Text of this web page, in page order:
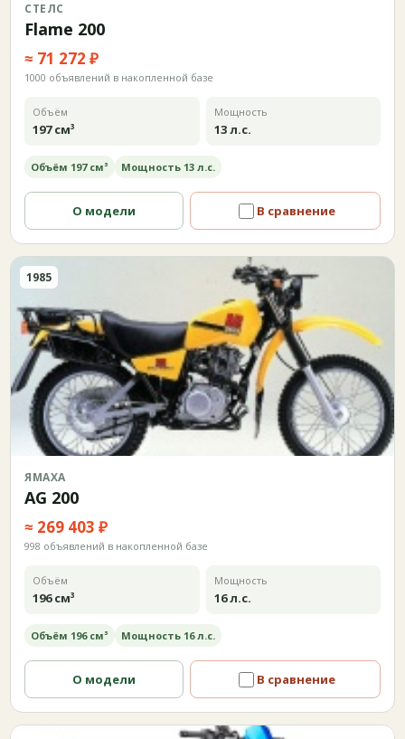
СТЕЛС
Flame 200
≈ 71 272 ₽
1000 объявлений в накопленной базе
Объём
197 см³
Мощность
13 л.с.
Объём 197 см³ Мощность 13 л.с.
О модели В сравнение
1985
ЯМАХА
AG 200
≈ 269 403 ₽
998 объявлений в накопленной базе
Объём
196 см³
Мощность
16 л.с.
Объём 196 см³ Мощность 16 л.с.
О модели В сравнение